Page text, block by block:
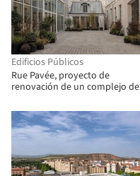
Edificios Públicos
Rue Pavée, proyecto de
renovación de un complejo de
MARS Architectes